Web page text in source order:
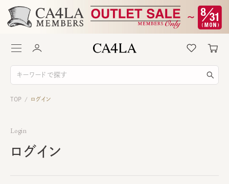
TOP / ログイン
Login
ログイン